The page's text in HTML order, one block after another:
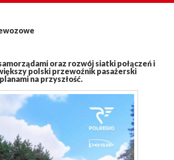
oraz rozwój siatki połączeń i
polski przewoźnik pasażerski
na przyszłość.